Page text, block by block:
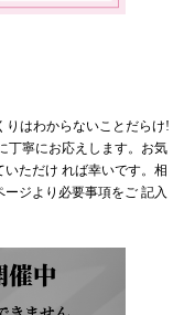
りはわからないことだらけ!
丁寧にお応えします。お気
ただけ れば幸いです。相
ージより必要事項をご 記入